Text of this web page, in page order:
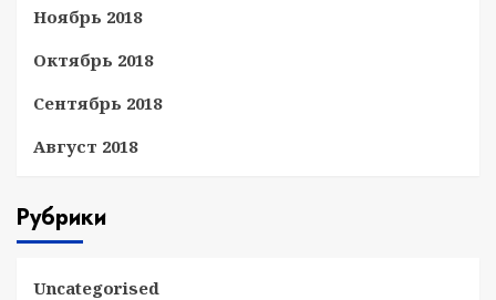
Ноябрь 2018
Октябрь 2018
Сентябрь 2018
Август 2018
Рубрики
Uncategorised